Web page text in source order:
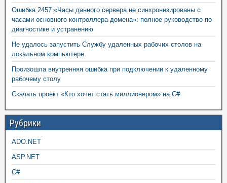
Ошибка 2457 «Часы данного сервера не синхронизированы с
часами основного контроллера домена»: полное руководство по
диагностике и устранению
Не удалось запустить Службу удаленных рабочих столов на
локальном компьютере.
Произошла внутренняя ошибка при подключении к удаленному
рабочему столу
Скачать проект «Кто хочет стать миллионером» на C#
Рубрики
ADO.NET
ASP.NET
C#